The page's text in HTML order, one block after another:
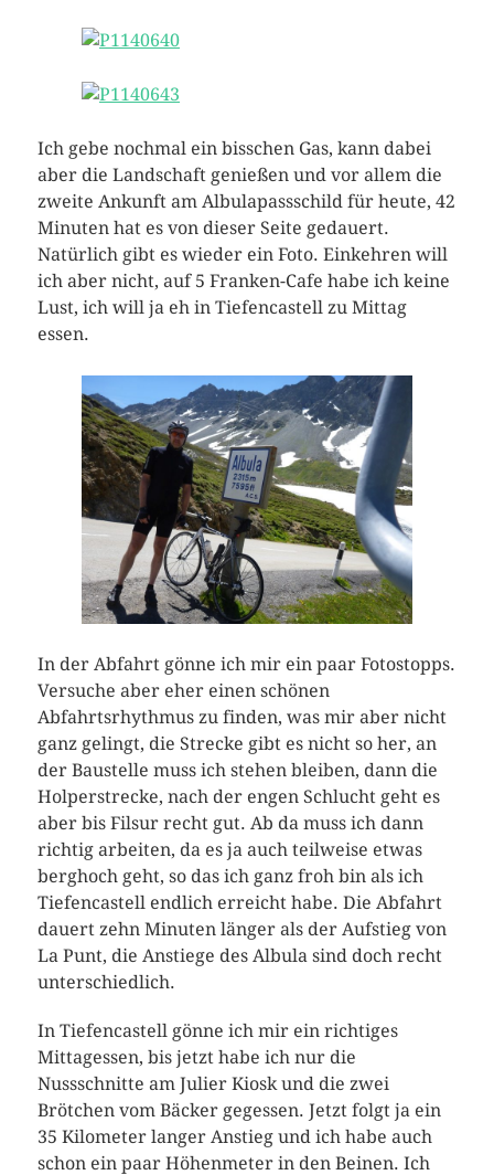
Ich gebe nochmal ein bisschen Gas, kann dabei
aber die Landschaft genießen und vor allem die
zweite Ankunft am Albulapassschild für heute, 42
Minuten hat es von dieser Seite gedauert.
Natürlich gibt es wieder ein Foto. Einkehren will
ich aber nicht, auf 5 Franken-Cafe habe ich keine
Lust, ich will ja eh in Tiefencastell zu Mittag
essen.
In der Abfahrt gönne ich mir ein paar Fotostopps.
Versuche aber eher einen schönen
Abfahrtsrhythmus zu finden, was mir aber nicht
ganz gelingt, die Strecke gibt es nicht so her, an
der Baustelle muss ich stehen bleiben, dann die
Holperstrecke, nach der engen Schlucht geht es
aber bis Filsur recht gut. Ab da muss ich dann
richtig arbeiten, da es ja auch teilweise etwas
berghoch geht, so das ich ganz froh bin als ich
Tiefencastell endlich erreicht habe. Die Abfahrt
dauert zehn Minuten länger als der Aufstieg von
La Punt, die Anstiege des Albula sind doch recht
unterschiedlich.
In Tiefencastell gönne ich mir ein richtiges
Mittagessen, bis jetzt habe ich nur die
Nussschnitte am Julier Kiosk und die zwei
Brötchen vom Bäcker gegessen. Jetzt folgt ja ein
35 Kilometer langer Anstieg und ich habe auch
schon ein paar Höhenmeter in den Beinen. Ich